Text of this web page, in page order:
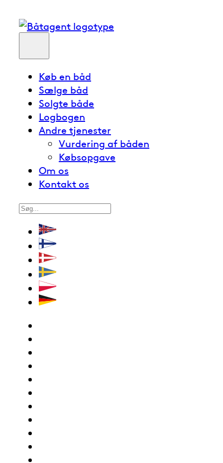
Køb en båd
Sælge båd
Solgte både
Logbogen
Andre tjenester
Vurdering af båden
Købsopgave
Om os
Kontakt os